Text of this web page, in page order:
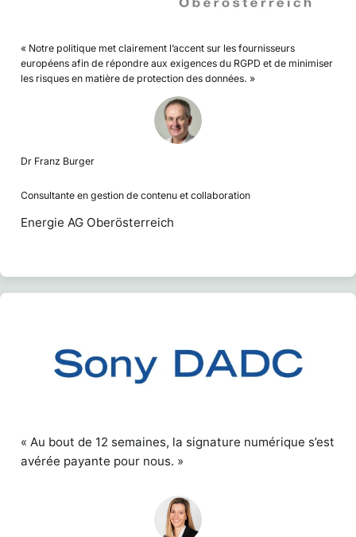
« Notre politique met clairement l’accent sur les fournisseurs
européens afin de répondre aux exigences du RGPD et de minimiser
les risques en matière de protection des données. »
Dr Franz Burger
Consultante en gestion de contenu et collaboration
Energie AG Oberösterreich
« Au bout de 12 semaines, la signature numérique s’est
avérée payante pour nous. »